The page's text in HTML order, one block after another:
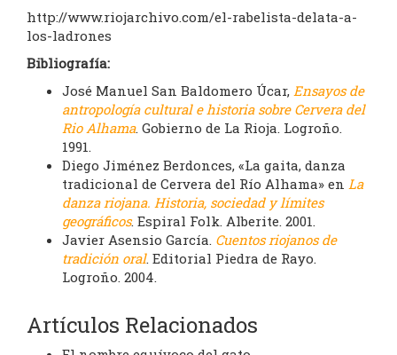
http://www.riojarchivo.com/el-rabelista-delata-a-
los-ladrones
Bibliografía:
José Manuel San Baldomero Úcar, Ensayos de
antropología cultural e historia sobre Cervera del
Rio Alhama. Gobierno de La Rioja. Logroño.
1991.
Diego Jiménez Berdonces, «La gaita, danza
tradicional de Cervera del Río Alhama» en La
danza riojana. Historia, sociedad y límites
geográficos. Espiral Folk. Alberite. 2001.
Javier Asensio García. Cuentos riojanos de
tradición oral. Editorial Piedra de Rayo.
Logroño. 2004.
Artículos Relacionados